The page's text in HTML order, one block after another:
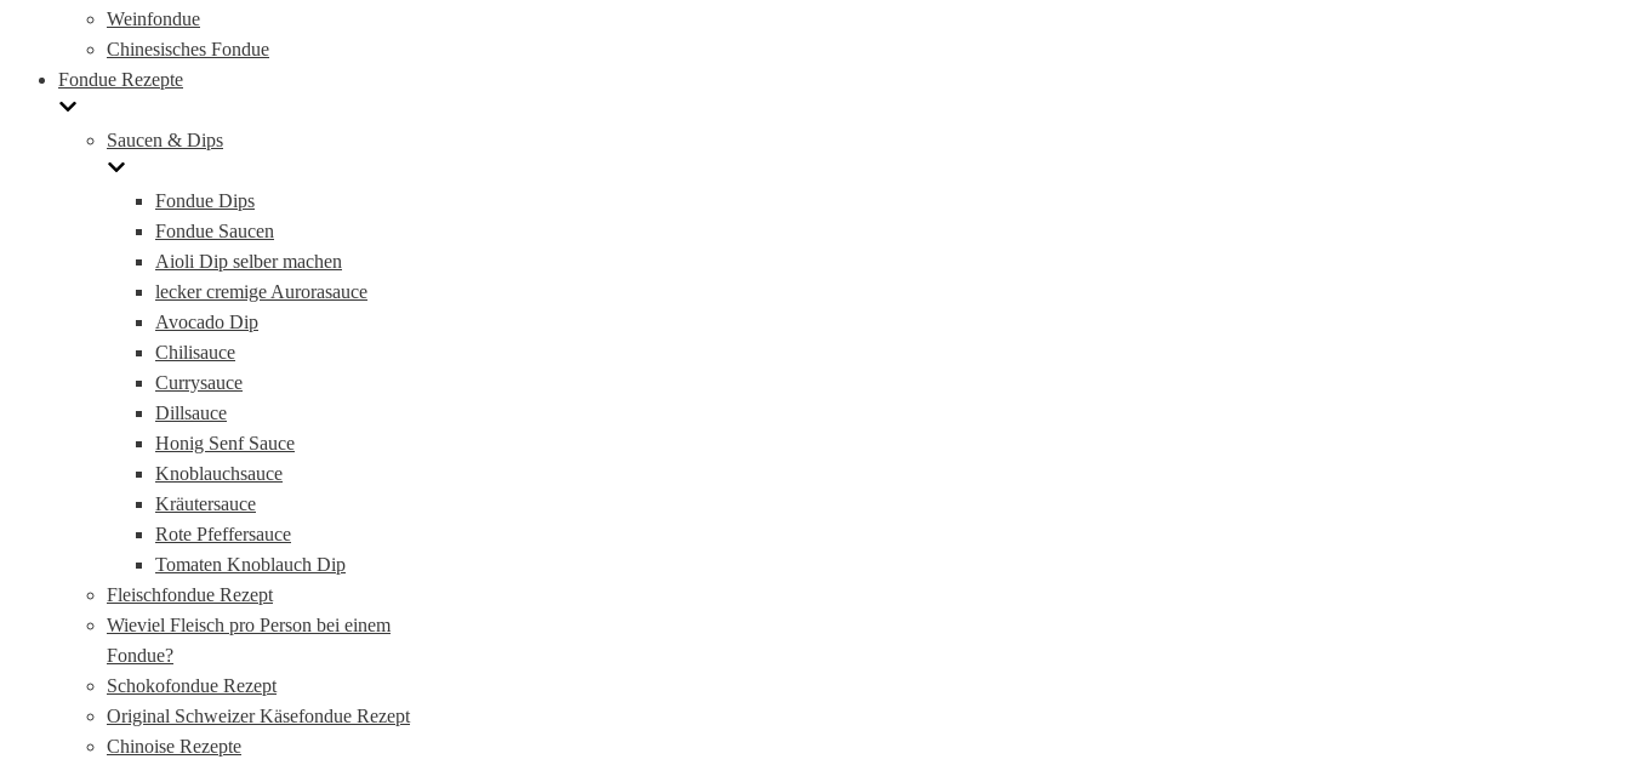
Weinfondue
Chinesisches Fondue
Fondue Rezepte
Saucen & Dips
Fondue Dips
Fondue Saucen
Aioli Dip selber machen
lecker cremige Aurorasauce
Avocado Dip
Chilisauce
Currysauce
Dillsauce
Honig Senf Sauce
Knoblauchsauce
Kräutersauce
Rote Pfeffersauce
Tomaten Knoblauch Dip
Fleischfondue Rezept
Wieviel Fleisch pro Person bei einem
Fondue?
Schokofondue Rezept
Original Schweizer Käsefondue Rezept
Chinoise Rezepte